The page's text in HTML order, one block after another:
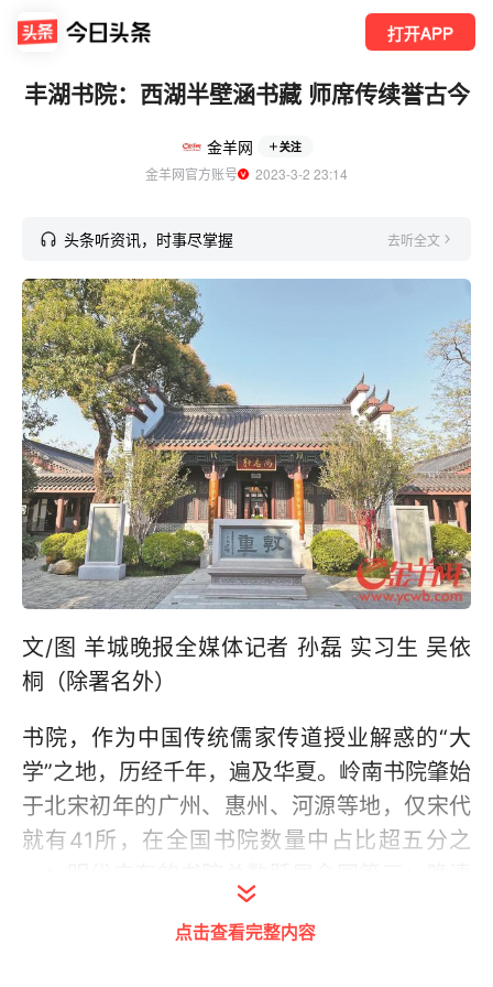
打开APP
丰湖书院：西湖半壁涵书藏 师席传续誉古今
金羊网 关注
金羊网官方账号
  2023-3-2 23:14
头条听资讯，时事尽掌握 去听全文
文/图 羊城晚报全媒体记者 孙磊 实习生 吴依
桐（除署名外）
书院，作为中国传统儒家传道授业解惑的“大
学”之地，历经千年，遍及华夏。岭南书院肇始
于北宋初年的广州、惠州、河源等地，仅宋代
就有41所，在全国书院数量中占比超五分之
时，岭南书院数量更是一度位居全国首位。
点击查看完整内容